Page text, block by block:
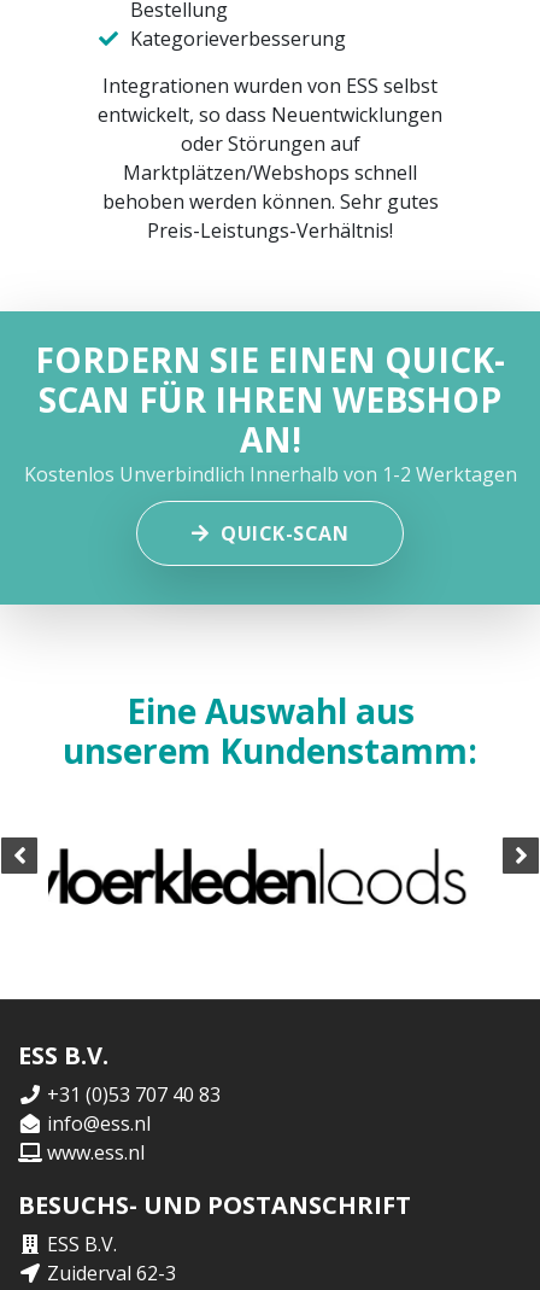
Bestellung
Kategorieverbesserung
Integrationen wurden von ESS selbst
entwickelt, so dass Neuentwicklungen
oder Störungen auf
Marktplätzen/Webshops schnell
behoben werden können. Sehr gutes
Preis-Leistungs-Verhältnis!
FORDERN SIE EINEN QUICK-
SCAN FÜR IHREN WEBSHOP
AN!
Kostenlos Unverbindlich Innerhalb von 1-2 Werktagen
QUICK-SCAN
Eine Auswahl aus
unserem Kundenstamm:
ESS B.V.
+31 (0)53 707 40 83
info@ess.nl
www.ess.nl
BESUCHS- UND POSTANSCHRIFT
ESS B.V.
Zuiderval 62-3